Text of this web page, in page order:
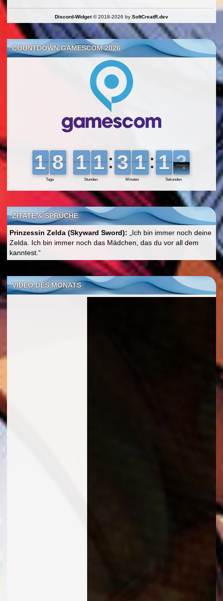
Discord-Widget© 2018-2026 by SoftCreatR.dev
COUNTDOWN GAMESCOM 2026
ZITATE & SPRÜCHE
Prinzessin Zelda (Skyward Sword): „Ich bin immer noch deine
Zelda. Ich bin immer noch das Mädchen, das du vor all dem
kanntest.“
VIDEO DES MONATS